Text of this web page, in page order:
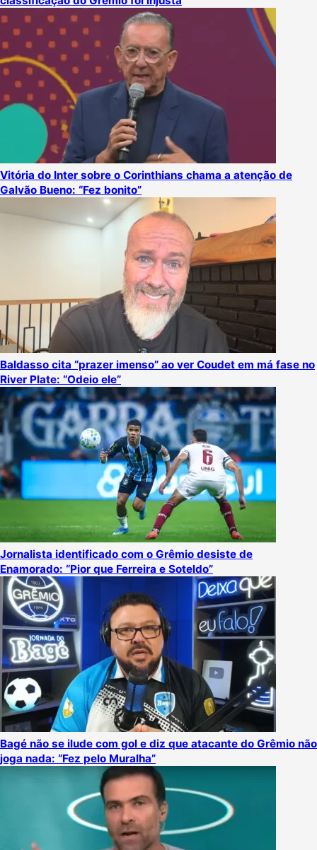
Vitória do Inter sobre o Corinthians chama a atenção de
Galvão Bueno: “Fez bonito”
Baldasso cita “prazer imenso” ao ver Coudet em má fase no
River Plate: “Odeio ele”
Jornalista identificado com o Grêmio desiste de
Enamorado: “Pior que Ferreira e Soteldo”
Bagé não se ilude com gol e diz que atacante do Grêmio não
joga nada: “Fez pelo Muralha”